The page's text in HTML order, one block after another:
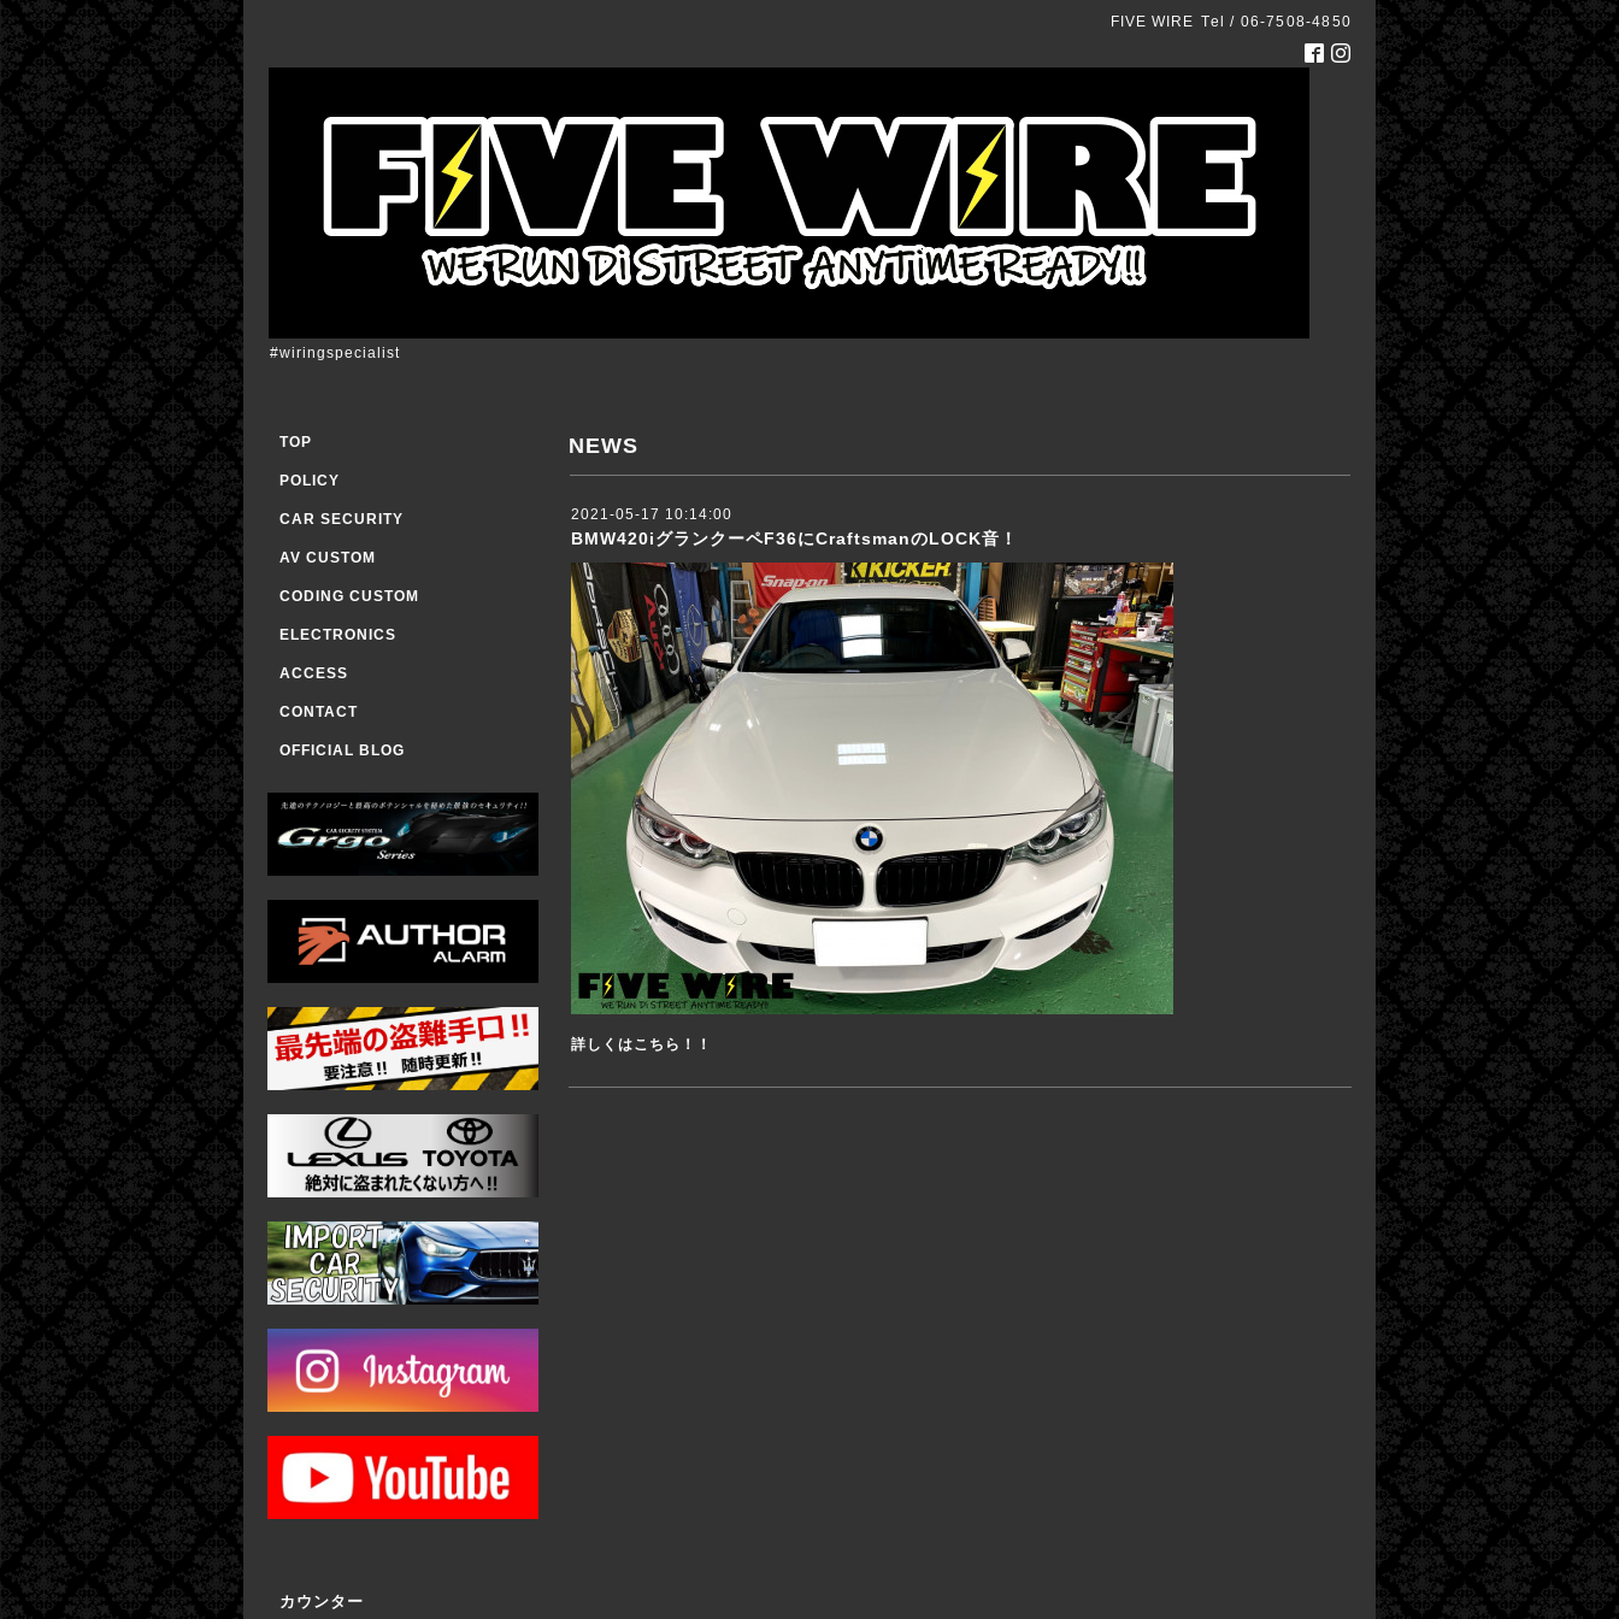
FIVE WIRE Tel / 06-7508-4850
#wiringspecialist
NEWS
2021-05-17 10:14:00
BMW420iグランクーペF36にCraftsmanのLOCK音！
詳しくはこちら！！
TOP
POLICY
CAR SECURITY
AV CUSTOM
CODING CUSTOM
ELECTRONICS
ACCESS
CONTACT
OFFICIAL BLOG
カウンター